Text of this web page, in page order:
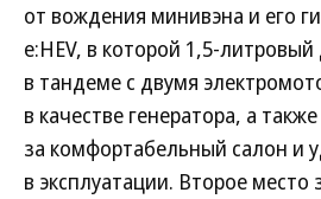
от вождения минивэна и его
e:HEV, в которой 1,5-
в тандеме с двумя
в качестве генератора, а
за комфортабельный салон и
в эксплуатации. Второе место